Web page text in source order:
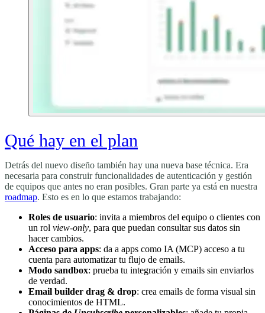
Qué hay en el plan
Detrás del nuevo diseño también hay una nueva base técnica. Era
necesaria para construir funcionalidades de autenticación y gestión
de equipos que antes no eran posibles. Gran parte ya está en nuestra
roadmap. Esto es en lo que estamos trabajando:
Roles de usuario: invita a miembros del equipo o clientes con
un rol view-only, para que puedan consultar sus datos sin
hacer cambios.
Acceso para apps: da a apps como IA (MCP) acceso a tu
cuenta para automatizar tu flujo de emails.
Modo sandbox: prueba tu integración y emails sin enviarlos
de verdad.
Email builder drag & drop: crea emails de forma visual sin
conocimientos de HTML.